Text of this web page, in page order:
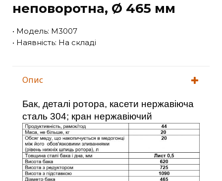
неповоротна, Ø 465 мм
• Модель: M3007
• Наявність: На складі
Опис
Бак, деталі ротора, касети нержавіюча
сталь 304; кран нержавіючий